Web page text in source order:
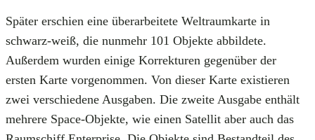
Später erschien eine überarbeitete Weltraumkarte in
schwarz-weiß, die nunmehr 101 Objekte abbildete.
Außerdem wurden einige Korrekturen gegenüber der
ersten Karte vorgenommen. Von dieser Karte existieren
zwei verschiedene Ausgaben. Die zweite Ausgabe enthält
mehrere Space-Objekte, wie einen Satellit aber auch das